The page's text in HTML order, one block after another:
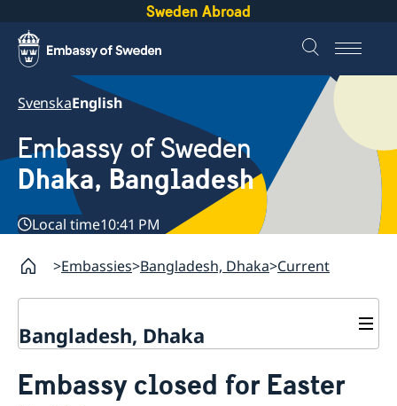
Sweden Abroad
SvenskaEnglish
Embassy of Sweden
Dhaka, Bangladesh
Local time10:41 PM
Embassies Bangladesh, Dhaka Current
Bangladesh, Dhaka
About us
Embassy closed for Easter